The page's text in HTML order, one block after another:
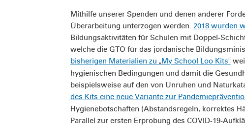
Mithilfe unserer Spenden und denen anderer
Überarbeitung unterzogen werden. 2018 wurden
Bildungsaktivitäten für Schulen mit Doppel-
welche die GTO für das jordanische
bisherigen Materialien zu „My School Loo Kits“
hygienischen Bedingungen und damit die
beispielsweise auf den von Unruhen und
des Kits eine neue Variante zur
Hygienebotschaften (Abstandsregeln, korrektes
Parallel zur ersten Erprobung des COVID-19-